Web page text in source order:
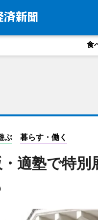
食
ぶ 暮らす・働く
・適塾で特